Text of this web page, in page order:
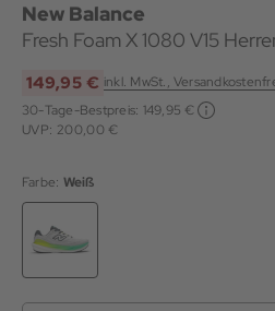
New Balance
Fresh Foam X 1080 V15
149,95 € inkl. MwSt.,
30-Tage-Bestpreis: 149,95 €
UVP: 200,00 €
Farbe: Weiß